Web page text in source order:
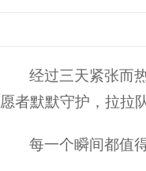
经过三天紧张而
愿者默默守护，拉
每一个瞬间都值